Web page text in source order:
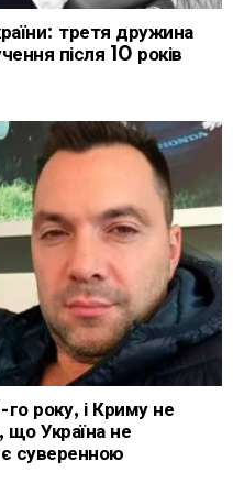
третя дружина
після 10 років
го року, і Криму не
Україна не
суверенною